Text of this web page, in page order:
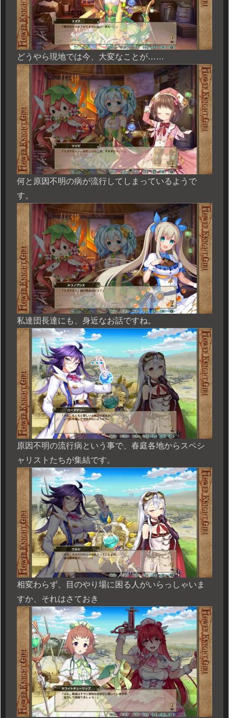
どうやら現地では今、大変なことが……
何と原因不明の病が流行してしまっているようで
す。
私達団長達にも、身近なお話ですね。
原因不明の流行病という事で、春庭各地からスペシ
ャリストたちが集結です。
相変わらず、目のやり場に困る人がいらっしゃいま
すか、それはさておき